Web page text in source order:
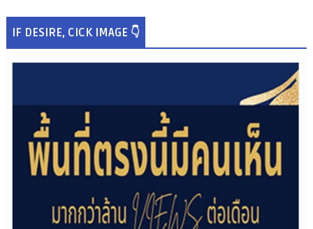
IF DESIRE, CICK IMAGE 👇